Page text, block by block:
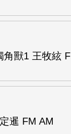
角獸1 王牧絃
暹 FM AM